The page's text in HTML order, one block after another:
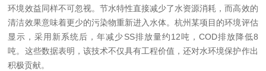
环境效益同样不可忽视。节水特性直接减少了水资源消耗，而高效的
清洁效果意味着更少的污染物重新进入水体。杭州某项目的环境评估
显示，采用新系统后，年减少SS排放量约12吨，COD排放降低8
吨。这些数据表明，该技术不仅具有工程价值，还对水环境保护作出
积极贡献。